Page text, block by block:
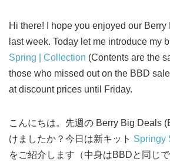
Hi there! I hope you enjoyed our
last week. Today let me introduce my
Spring | Collection (Contents are the
those who missed out on the BBD
at discount prices until Friday.
こんにちは。先週の Berry Big Deals
けましたか？今日は新キット Springy
をご紹介します（中身はBBDと同じ